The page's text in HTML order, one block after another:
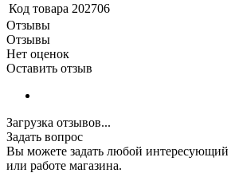
Код товара 202706
Отзывы
Отзывы
Нет оценок
Оставить отзыв
Загрузка отзывов...
Задать вопрос
Вы можете задать любой интересующий
или работе магазина.